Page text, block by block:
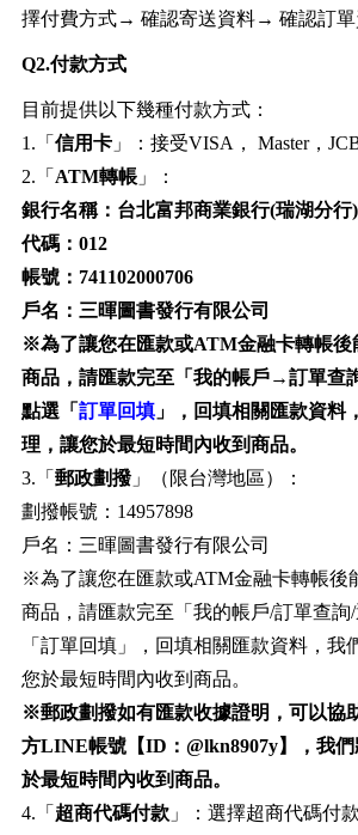
老師您好!!幼教會員火熱招募中~
海外購物免煩惱！點我查看『海外購物
擇付費方式→ 確認寄送資料→ 確認訂
Q2.付款方式
目前提供以下幾種付款方式：
1.「 信用卡」：接受VISA， Master，
2.「 ATM轉帳」：
銀行名稱：台北富邦商業銀行(瑞湖分行)
代碼：012
帳號：741102000706
戶名：三暉圖書發行有限公司
※為了讓您在匯款或ATM金融卡轉帳後
商品，請匯款完至「我的帳戶→訂單查
點選「 訂單回填」，回填相關匯款資料
理，讓您於最短時間內收到商品。
3.「 郵政劃撥」（限台灣地區）：
劃撥帳號：14957898
戶名：三暉圖書發行有限公司
※為了讓您在匯款或ATM金融卡轉帳後
商品，請匯款完至「我的帳戶/訂單查詢
「訂單回填」，回填相關匯款資料，我
您於最短時間內收到商品。
※郵政劃撥如有匯款收據證明，可以協
方LINE帳號【ID：@lkn8907y】，我
於最短時間內收到商品。
4.「 超商代碼付款」：選擇超商代碼付